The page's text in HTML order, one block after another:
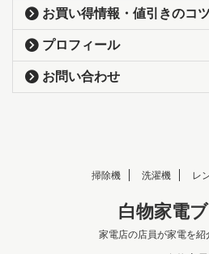
お買い得情報・値引きのコツ
プロフィール
お問い合わせ
掃除機 洗濯機 レ
白物家電
家電店の店員が家電を紹